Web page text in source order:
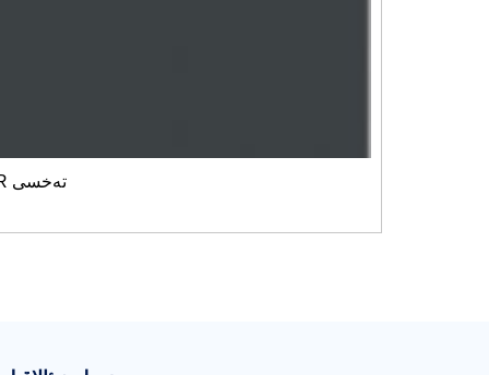
0.2ml 200ul يوپكا 96 قۇدۇق PCR تەخسى